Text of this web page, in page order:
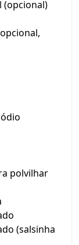
(opcional)
polvilhar
(salsinha